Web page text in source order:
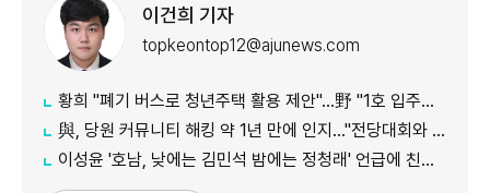
이건희 기자
topkeontop12@ajunews.com
황희 "폐기 버스로 청년주택 활용 제안"…野 "1호 입주하라"
與, 당원 커뮤니티 해킹 약 1년 만에 인지…"전당대회와 무관"
이성윤 '호남, 낮에는 김민석 밤에는 정청래' 언급에 친명계 반발…"한심한 수준"